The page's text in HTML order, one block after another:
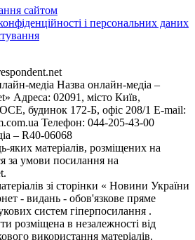
сайтом
і персональних даних
медіа Назва онлайн-медіа –
Адреса: 02091, місто Київ,
будинок 172-Б, офіс 208/1 E-mail:
Телефон: 044-205-43-00
– R40-06068
яких матеріалів, розміщених на
за умови посилання на
зі сторінки « Новини України
- видань - обов'язкове пряме
систем гіперпосилання .
розміщена в незалежності від
використання матеріалів.